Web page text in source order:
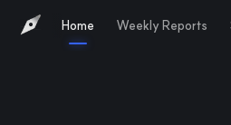
Home Weekly Reports